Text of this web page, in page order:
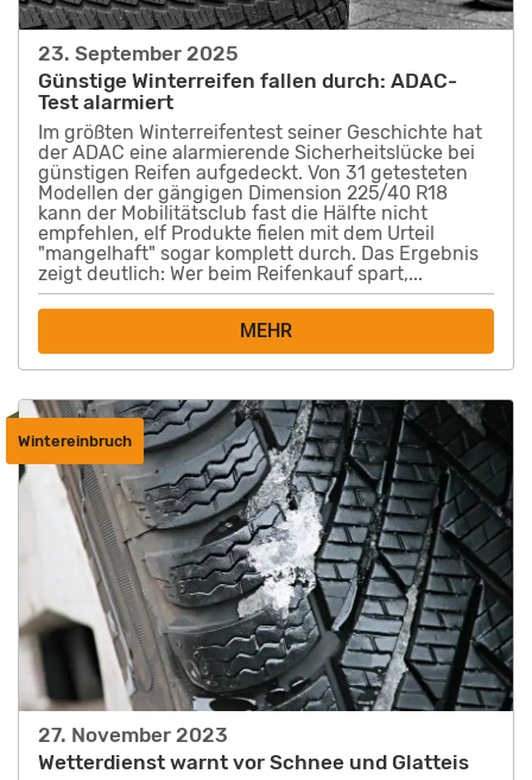
23. September 2025
Günstige Winterreifen fallen durch: ADAC-
Test alarmiert
Im größten Winterreifentest seiner Geschichte hat
der ADAC eine alarmierende Sicherheitslücke bei
günstigen Reifen aufgedeckt. Von 31 getesteten
Modellen der gängigen Dimension 225/40 R18
kann der Mobilitätsclub fast die Hälfte nicht
empfehlen, elf Produkte fielen mit dem Urteil
"mangelhaft" sogar komplett durch. Das Ergebnis
zeigt deutlich: Wer beim Reifenkauf spart,...
MEHR
27. November 2023
Wetterdienst warnt vor Schnee und Glatteis
Wintereinbruch